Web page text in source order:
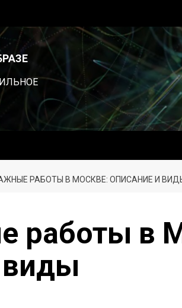
РАБОТЫ В МОСКВЕ: ОПИСАНИЕ И
работы в
виды